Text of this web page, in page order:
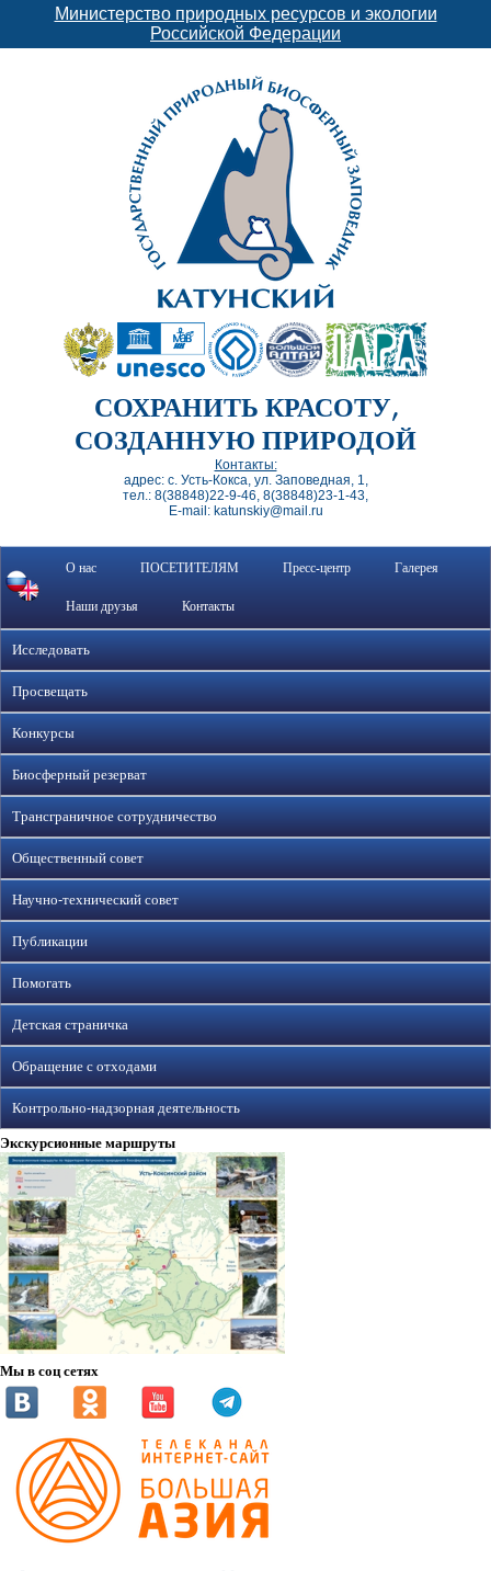
Министерство природных ресурсов и экологии
Российской Федерации
СОХРАНИТЬ КРАСОТУ,
СОЗДАННУЮ ПРИРОДОЙ
Контакты:
адрес: с. Усть-Кокса, ул. Заповедная, 1,
тел.: 8(38848)22-9-46, 8(38848)23-1-43,
E-mail: katunskiy@mail.ru
О нас ПОСЕТИТЕЛЯМ Пресс-центр Галерея
Наши друзья Контакты
Исследовать
Просвещать
Конкурсы
Биосферный резерват
Трансграничное сотрудничество
Общественный совет
Научно-технический совет
Публикации
Помогать
Детская страничка
Обращение с отходами
Контрольно-надзорная деятельность
Экскурсионные маршруты
Мы в соц сетях